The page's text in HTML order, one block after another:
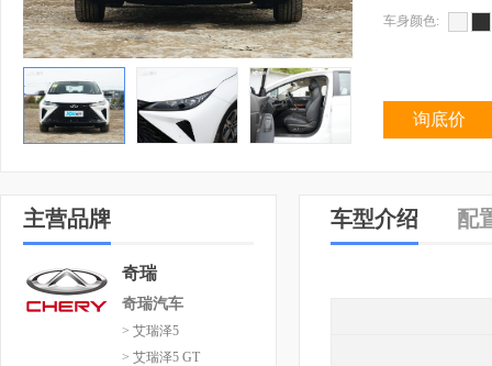
车身颜色:
询底价
主营品牌
奇瑞
奇瑞汽车
> 艾瑞泽5
> 艾瑞泽5 GT
车型介绍 配